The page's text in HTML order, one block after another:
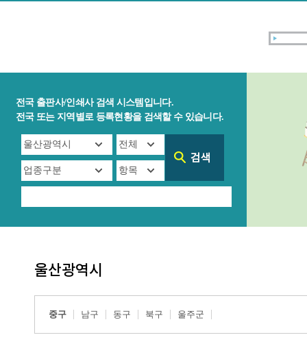
전국 출판사/인쇄사 검색 시스템입니다.
전국 또는 지역별로 등록현황을 검색할 수 있습니다.
울산광역시
중구 남구 동구 북구 울주군